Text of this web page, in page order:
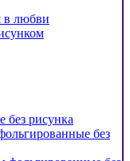
в любви
рисунка
без